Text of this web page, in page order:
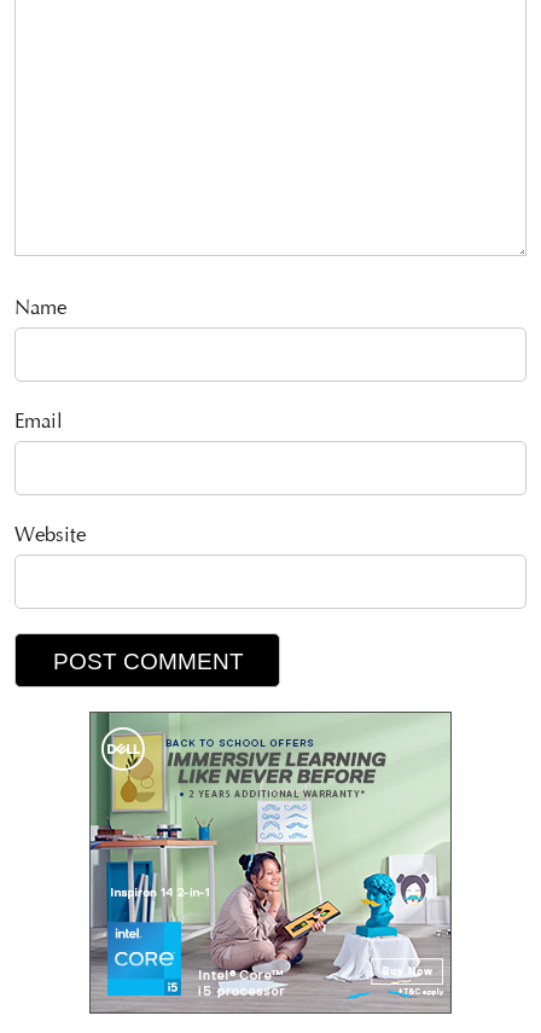
Name
Email
Website